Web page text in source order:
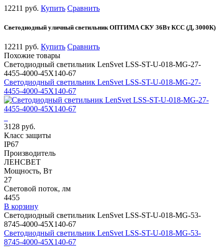
12211 руб. Купить Сравнить
Светодиодный уличный светильник ОПТИМА СКУ 36Вт КСС (Д, 3000К)
12211 руб. Купить Сравнить
Похожие товары
Светодиодный светильник LenSvet LSS-ST-U-018-MG-27-
4455-4000-45X140-67
Светодиодный светильник LenSvet LSS-ST-U-018-MG-27-
4455-4000-45X140-67
3128 руб.
Класс защиты
IP67
Производитель
ЛЕНСВЕТ
Мощность, Вт
27
Световой поток, лм
4455
В корзину
Светодиодный светильник LenSvet LSS-ST-U-018-MG-53-
8745-4000-45X140-67
Светодиодный светильник LenSvet LSS-ST-U-018-MG-53-
8745-4000-45X140-67